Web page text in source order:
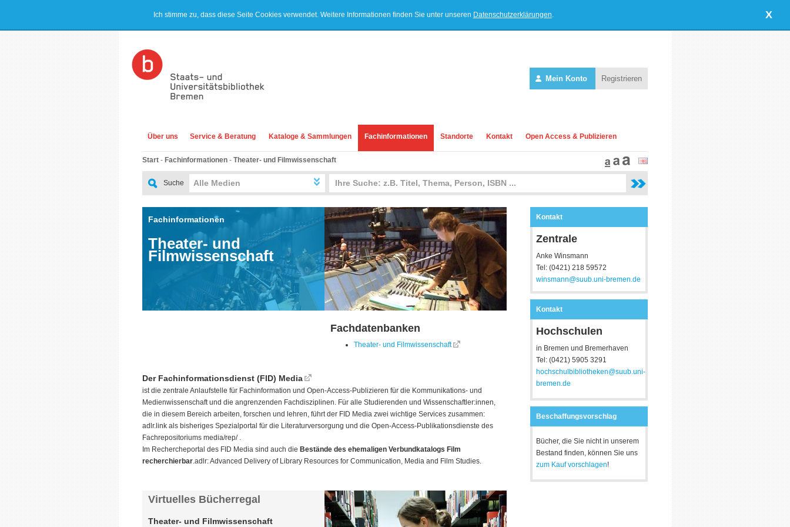
Ich stimme zu, dass diese Seite Cookies verwendet. Weitere Informationen finden Sie unter unseren Datenschutzerklärungen. X
Mein Konto Registrieren
Über uns Service & Beratung Kataloge & Sammlungen Fachinformationen Standorte Kontakt Open Access & Publizieren
Start - Fachinformationen - Theater- und Filmwissenschaft
Suche Alle Medien
Fachinformationen
Theater- und
Filmwissenschaft
Fachdatenbanken
Theater- und Filmwissenschaft
Der Fachinformationsdienst (FID) Media
ist die zentrale Anlaufstelle für Fachinformation und Open-Access-Publizieren für die Kommunikations- und
Medienwissenschaft und die angrenzenden Fachdisziplinen. Für alle Studierenden und Wissenschaftler:innen,
die in diesem Bereich arbeiten, forschen und lehren, führt der FID Media zwei wichtige Services zusammen:
adlr.link als bisheriges Spezialportal für die Literaturversorgung und die Open-Access-Publikationsdienste des
Fachrepositoriums media/rep/ .
Im Rechercheportal des FID Media sind auch die Bestände des ehemaligen Verbundkatalogs Film
recherchierbar.adlr: Advanced Delivery of Library Resources for Communication, Media and Film Studies.
Virtuelles Bücherregal
Theater- und Filmwissenschaft
Kontakt
Zentrale
Anke Winsmann
Tel: (0421) 218 59572
winsmann@suub.uni-bremen.de
Kontakt
Hochschulen
in Bremen und Bremerhaven
Tel: (0421) 5905 3291
hochschulbibliotheken@suub.uni-
bremen.de
Beschaffungsvorschlag
Bücher, die Sie nicht in unserem
Bestand finden, können Sie uns
zum Kauf vorschlagen!